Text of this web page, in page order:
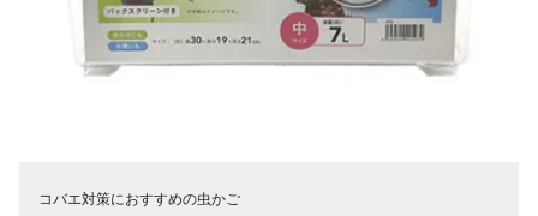
コバエ対策におすすめの虫かご